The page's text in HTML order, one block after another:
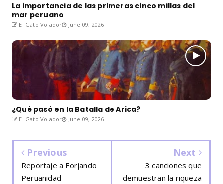
La importancia de las primeras cinco millas del
mar peruano
El Gato Volador June 09, 2026
¿Qué pasó en la Batalla de Arica?
El Gato Volador June 09, 2026
Previous
Reportaje a Forjando
Peruanidad
Next
3 canciones que
demuestran la riqueza